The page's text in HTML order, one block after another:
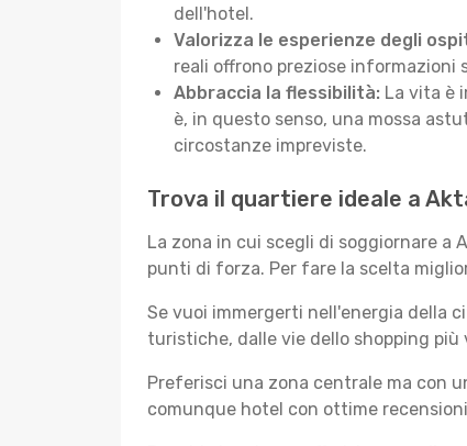
dell'hotel.
Valorizza le esperienze degli
reali offrono preziose
Abbraccia la flessibilità: La vita è
è, in questo senso, una mossa
circostanze impreviste.
Trova il quartiere ideale a
La zona in cui scegli di soggiornare a
punti di forza. Per fare la scelta
Se vuoi immergerti nell'energia della
turistiche, dalle vie dello shopping
Preferisci una zona centrale ma con
comunque hotel con ottime